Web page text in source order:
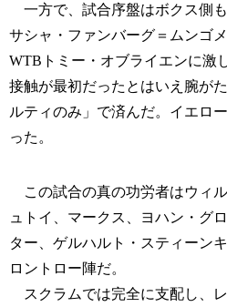
一方で、試合序盤はボクス側
サシャ・ファンバーグ＝ムンゴ
WTBトミー・オブライエンに激
接触が最初だったとはいえ腕が
ルティのみ」で済んだ。イエロ
った。
この試合の真の功労者はウィ
ュトイ、マークス、ヨハン・グ
ター、ゲルハルト・スティーン
ロントロー陣だ。
スクラムでは完全に支配し、